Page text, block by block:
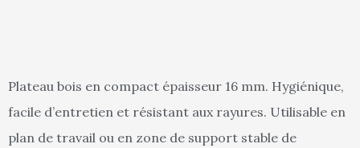
Plateau bois en compact épaisseur 16 mm. Hygiénique,
facile d’entretien et résistant aux rayures. Utilisable en
plan de travail ou en zone de support stable de